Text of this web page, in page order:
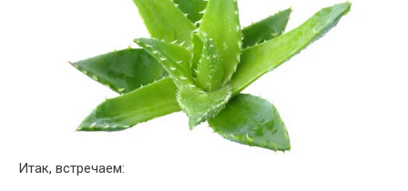
Итак, встречаем: